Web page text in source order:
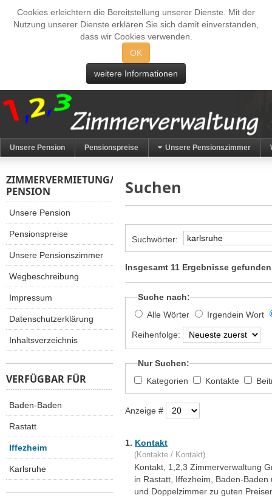
Cookies erleichtern die Bereitstellung unserer Dienste. Mit der
Nutzung unserer Dienste erklären Sie sich damit einverstanden,
dass wir Cookies verwenden.
OK
weitere Informationen
Unsere Pension Pensionspreise Unsere Pensionszimmer
Suchen
Suchwörter:
Insgesamt 11 Ergebnisse
Suche nach:
Alle Wörter
Irgendein Wort
Reihenfolge:
Nur Suchen:
Kategorien
Kontakte
Anzeige #
1. Kontakt
(Kontakte / Kontakt)
Kontakt, 1,2,3 Zimmerverwaltung
in Rastatt, Iffezheim, Baden-
und Doppelzimmer zu guten
ZIMMERVERMIETUNG/
PENSION
Unsere Pension
Pensionspreise
Unsere Pensionszimmer
Wegbeschreibung
Impressum
Datenschutzerklärung
Inhaltsverzeichnis
VERFÜGBAR FÜR
Baden-Baden
Rastatt
Iffezheim
Karlsruhe